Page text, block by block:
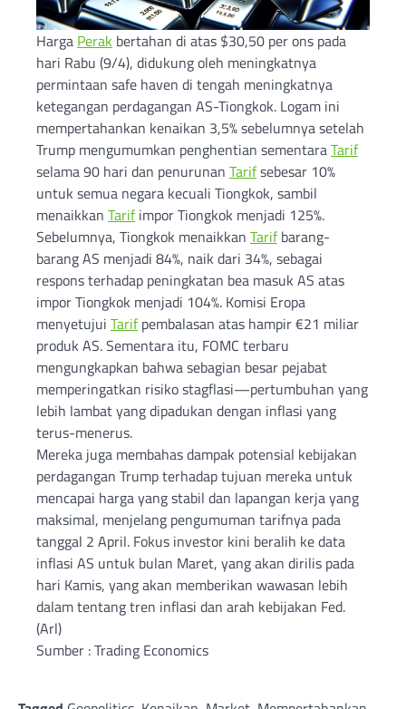
Harga Perak bertahan di atas $30,50 per ons pada
hari Rabu (9/4), didukung oleh meningkatnya
permintaan safe haven di tengah meningkatnya
ketegangan perdagangan AS-Tiongkok. Logam ini
mempertahankan kenaikan 3,5% sebelumnya setelah
Trump mengumumkan penghentian sementaraTarif
selama 90 hari dan penurunan Tarifsebesar 10%
untuk semua negara kecuali Tiongkok, sambil
menaikkan Tarifimpor Tiongkok menjadi 125%.
Sebelumnya, Tiongkok menaikkan Tarifbarang-
barang AS menjadi 84%, naik dari 34%, sebagai
respons terhadap peningkatan bea masuk AS atas
impor Tiongkok menjadi 104%. Komisi Eropa
menyetujui Tarifpembalasan atas hampir €21 miliar
produk AS. Sementara itu, FOMC terbaru
mengungkapkan bahwa sebagian besar pejabat
memperingatkan risiko stagflasi—pertumbuhan yang
lebih lambat yang dipadukan dengan inflasi yang
terus-menerus.
Mereka juga membahas dampak potensial kebijakan
perdagangan Trump terhadap tujuan mereka untuk
mencapai harga yang stabil dan lapangan kerja yang
maksimal, menjelang pengumuman tarifnya pada
tanggal 2 April. Fokus investor kini beralih ke data
inflasi AS untuk bulan Maret, yang akan dirilis pada
hari Kamis, yang akan memberikan wawasan lebih
dalam tentang tren inflasi dan arah kebijakan Fed.
(Arl)
Sumber : Trading Economics